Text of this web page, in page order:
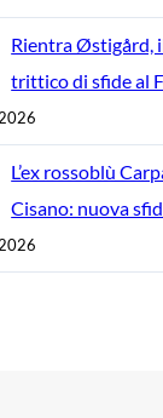
Rientra Østigård,
trittico di sfide al
L’ex rossoblù
Cisano: nuova